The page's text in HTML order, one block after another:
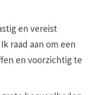
en vereist
raad aan om een
en voorzichtig te